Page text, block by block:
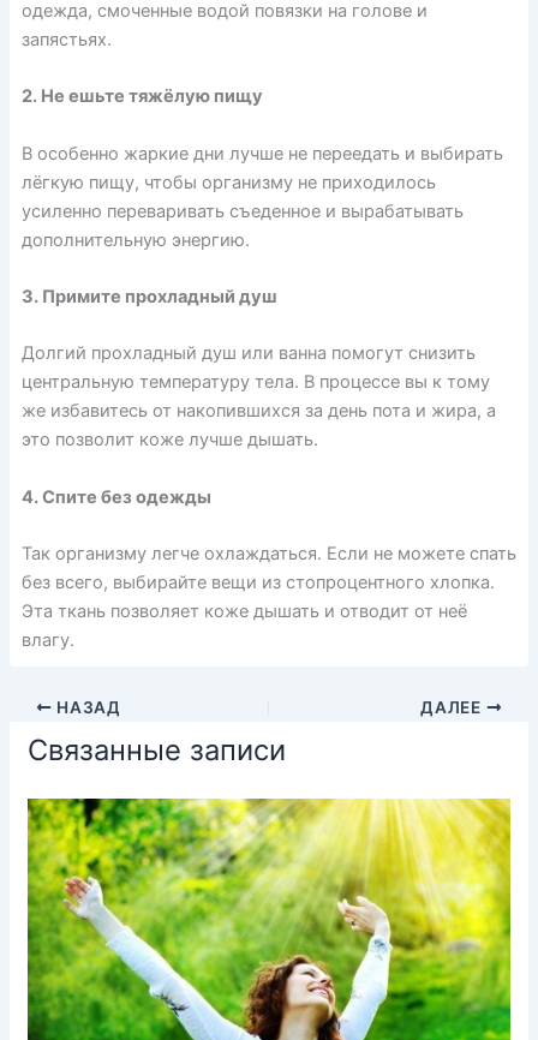
одежда, смоченные водой повязки на голове и
запястьях.
2. Не ешьте тяжёлую пищу
В особенно жаркие дни лучше не переедать и выбирать
лёгкую пищу, чтобы организму не приходилось
усиленно переваривать съеденное и вырабатывать
дополнительную энергию.
3. Примите прохладный душ
Долгий прохладный душ или ванна помогут снизить
центральную температуру тела. В процессе вы к тому
же избавитесь от накопившихся за день пота и жира, а
это позволит коже лучше дышать.
4. Спите без одежды
Так организму легче охлаждаться. Если не можете спать
без всего, выбирайте вещи из стопроцентного хлопка.
Эта ткань позволяет коже дышать и отводит от неё
влагу.
НАЗАД ДАЛЕЕ
Связанные записи